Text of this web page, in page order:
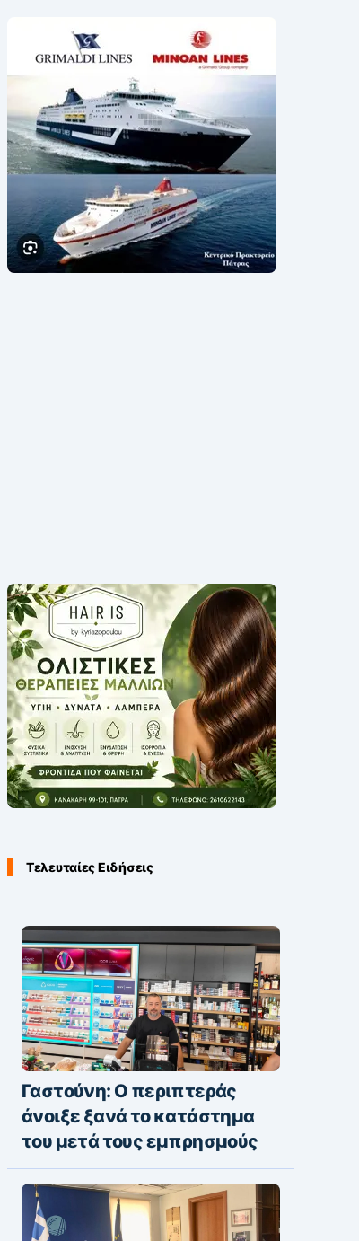
Τελευταίες Ειδήσεις
Γαστούνη: Ο περιπτεράς
άνοιξε ξανά το κατάστημα
του μετά τους εμπρησμούς